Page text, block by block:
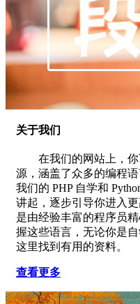
关于我们
在我们的网站上，
源，涵盖了众多的编程语
我们的 PHP 自学和
讲起，逐步引导你进入
是由经验丰富的程序员
握这些语言，无论你是
这里找到有用的资料。
查看更多